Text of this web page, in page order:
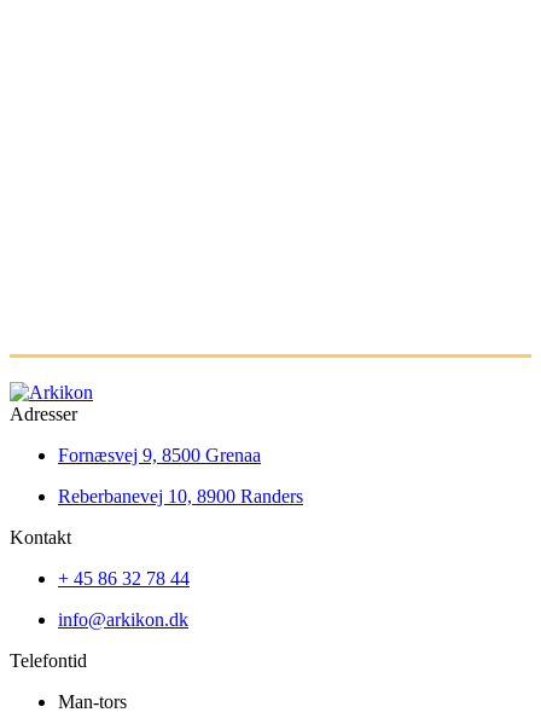
Adresser
Fornæsvej 9, 8500 Grenaa
Reberbanevej 10, 8900 Randers
Kontakt
+ 45 86 32 78 44
info@arkikon.dk
Telefontid
Man-tors